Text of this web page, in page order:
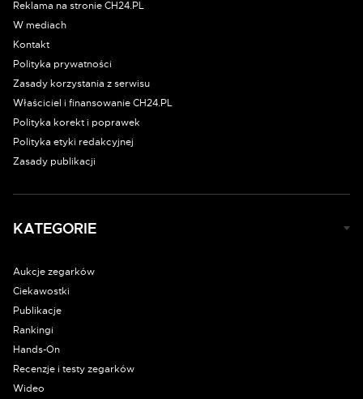
Reklama na stronie CH24.PL
W mediach
Kontakt
Polityka prywatności
Zasady korzystania z serwisu
Właściciel i finansowanie CH24.PL
Polityka korekt i poprawek
Polityka etyki redakcyjnej
Zasady publikacji
KATEGORIE
Aukcje zegarków
Ciekawostki
Publikacje
Rankingi
Hands-On
Recenzje i testy zegarków
Wideo